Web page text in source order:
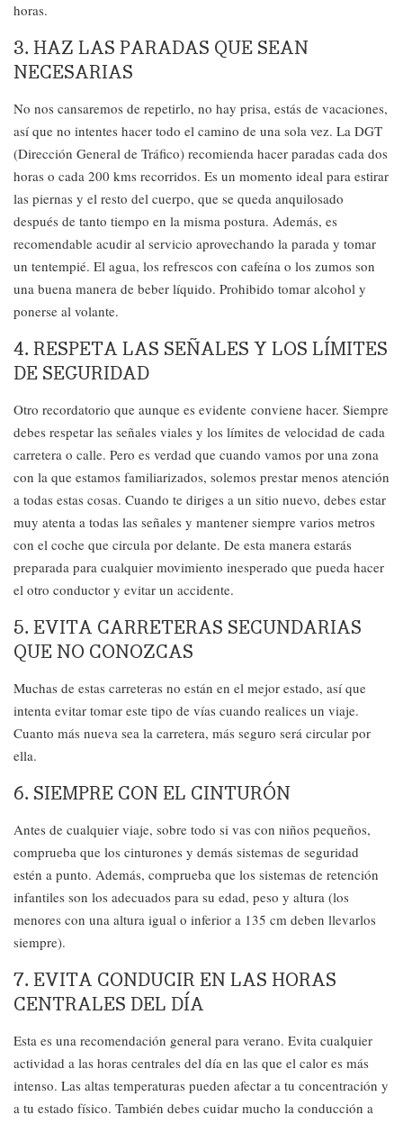
horas.
3. HAZ LAS PARADAS QUE SEAN
NECESARIAS
No nos cansaremos de repetirlo, no hay prisa, estás de vacaciones,
así que no intentes hacer todo el camino de una sola vez. La DGT
(Dirección General de Tráfico) recomienda hacer paradas cada dos
horas o cada 200 kms recorridos. Es un momento ideal para estirar
las piernas y el resto del cuerpo, que se queda anquilosado
después de tanto tiempo en la misma postura. Además, es
recomendable acudir al servicio aprovechando la parada y tomar
un tentempié. El agua, los refrescos con cafeína o los zumos son
una buena manera de beber líquido. Prohibido tomar alcohol y
ponerse al volante.
4. RESPETA LAS SEÑALES Y LOS LÍMITES
DE SEGURIDAD
Otro recordatorio que aunque es evidente conviene hacer. Siempre
debes respetar las señales viales y los límites de velocidad de cada
carretera o calle. Pero es verdad que cuando vamos por una zona
con la que estamos familiarizados, solemos prestar menos atención
a todas estas cosas. Cuando te diriges a un sitio nuevo, debes estar
muy atenta a todas las señales y mantener siempre varios metros
con el coche que circula por delante. De esta manera estarás
preparada para cualquier movimiento inesperado que pueda hacer
el otro conductor y evitar un accidente.
5. EVITA CARRETERAS SECUNDARIAS
QUE NO CONOZCAS
Muchas de estas carreteras no están en el mejor estado, así que
intenta evitar tomar este tipo de vías cuando realices un viaje.
Cuanto más nueva sea la carretera, más seguro será circular por
ella.
6. SIEMPRE CON EL CINTURÓN
Antes de cualquier viaje, sobre todo si vas con niños pequeños,
comprueba que los cinturones y demás sistemas de seguridad
estén a punto. Además, comprueba que los sistemas de retención
infantiles son los adecuados para su edad, peso y altura (los
menores con una altura igual o inferior a 135 cm deben llevarlos
siempre).
7. EVITA CONDUCIR EN LAS HORAS
CENTRALES DEL DÍA
Esta es una recomendación general para verano. Evita cualquier
actividad a las horas centrales del día en las que el calor es más
intenso. Las altas temperaturas pueden afectar a tu concentración y
a tu estado físico. También debes cuidar mucho la conducción a